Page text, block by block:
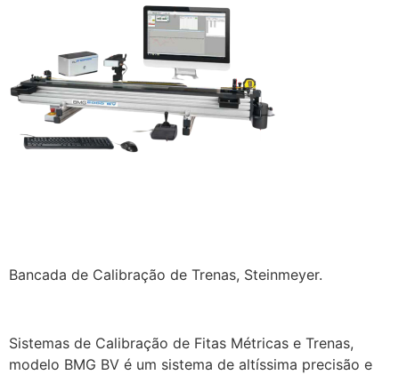
Bancada de Calibração de Trenas, Steinmeyer.
Sistemas de Calibração de Fitas Métricas e Trenas,
modelo BMG BV é um sistema de altíssima precisão e